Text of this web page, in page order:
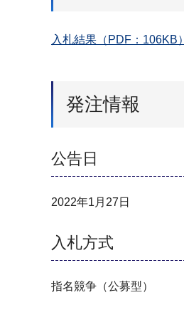
入札結果（PDF：106KB）
発注情報
公告日
2022年1月27日
入札方式
指名競争（公募型）